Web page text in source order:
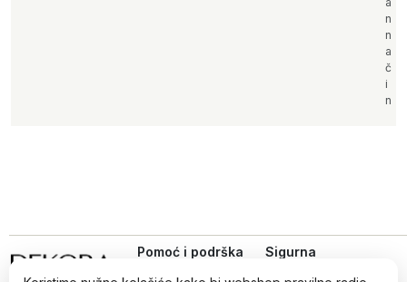
n
n
a
č
i
n
Pomoć i podrška
Sigurna